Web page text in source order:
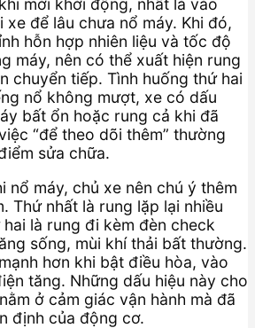
mới khởi động, nhất là vào
xe để lâu chưa nổ máy. Khi đó,
hỗn hợp nhiên liệu và tốc độ
máy, nên có thể xuất hiện rung
chuyển tiếp. Tình huống thứ hai
nổ không mượt, xe có dấu
bất ổn hoặc rung cả khi đã
“để theo dõi thêm” thường
sửa chữa.
nổ máy, chủ xe nên chú ý thêm
Thứ nhất là rung lặp lại nhiều
là rung đi kèm đèn check
sống, mùi khí thải bất thường.
hơn khi bật điều hòa, vào
tăng. Những dấu hiệu này cho
ở cảm giác vận hành mà đã
định của động cơ.